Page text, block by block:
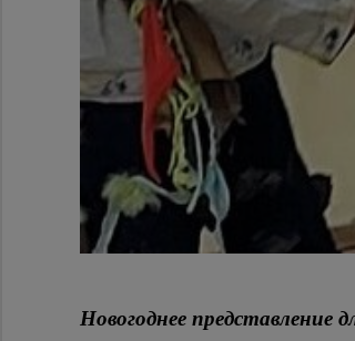
Новогоднее представление